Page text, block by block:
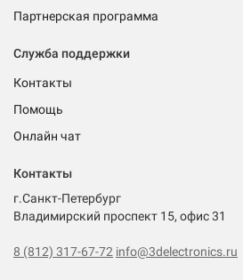
Партнерская программа
Служба поддержки
Контакты
Помощь
Онлайн чат
Контакты
г.Санкт-Петербург
Владимирский проспект 15, офис 31
8 (812) 317-67-72 info@3delectronics.ru